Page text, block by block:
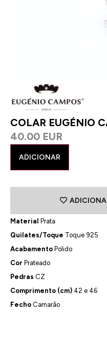
COLAR EUGÉNIO
40.00 EUR
ADICIONAR
Material Prata
Quilates/Toque Toque 925
Acabamento Polido
Cor Prateado
Pedras CZ
Comprimento (cm) 42 e 46
Fecho Camarão